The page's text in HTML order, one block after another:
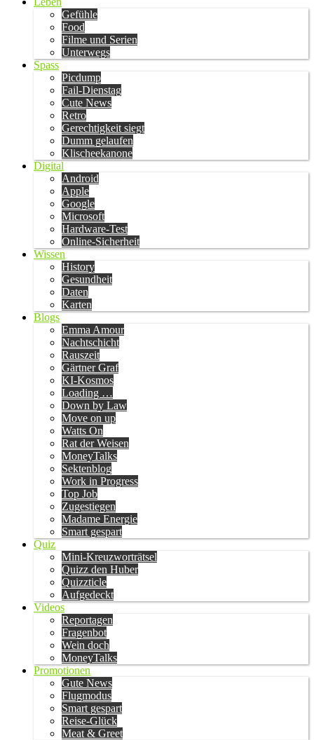
Gefühle
Food
Filme und Serien
Unterwegs
Spass
Picdump
Fail-Dienstag
Cute News
Retro
Gerechtigkeit siegt
Dumm gelaufen
Klischeekanone
Digital
Android
Apple
Google
Microsoft
Hardware-Test
Online-Sicherheit
Wissen
History
Gesundheit
Daten
Karten
Blogs
Emma Amour
Nachtschicht
Rauszeit
Gärtner Graf
KI-Kosmos
Loading …
Down by Law
Move on up
Watts On
Rat der Weisen
MoneyTalks
Sektenblog
Work in Progress
Top Job
Zugestiegen
Madame Energie
Smart gespart
Quiz
Mini-Kreuzworträtsel
Quizz den Huber
Quizzticle
Aufgedeckt
Videos
Reportagen
Fragenbot
Wein doch
MoneyTalks
Promotionen
Gute News
Flugmodus
Smart gespart
Reise-Glück
Meat & Greet